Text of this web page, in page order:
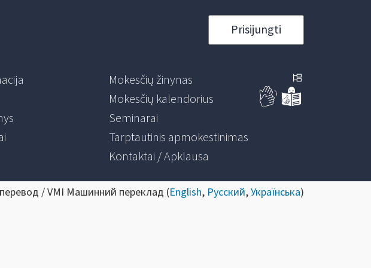
Prisijungti
Mokesčių žinynas
Mokesčių kalendorius
Seminarai
Tarptautinis apmokestinimas
Kontaktai / Apklausa
/ VMI Машинний переклад (English, Русский,Українська)